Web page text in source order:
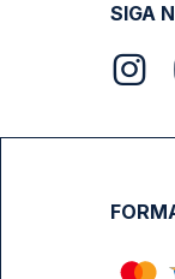
SIGA